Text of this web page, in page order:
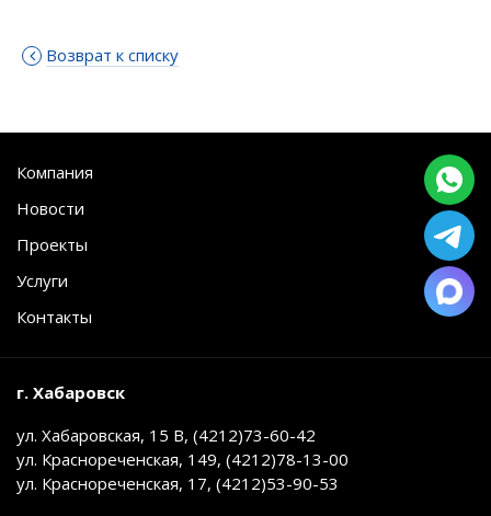
Возврат к списку
Компания
Новости
Проекты
Услуги
Контакты
г. Хабаровск
ул. Хабаровская, 15 В, (4212)73-60-42
ул. Краснореченская, 149, (4212)78-13-00
ул. Краснореченская, 17, (4212)53-90-53